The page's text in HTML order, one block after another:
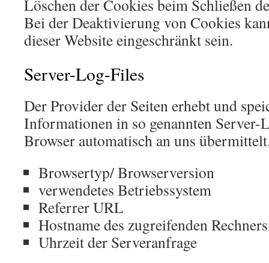
Löschen der Cookies beim Schließen
Bei der Deaktivierung von Cookies
dieser Website eingeschränkt sein.
Server-Log-Files
Der Provider der Seiten erhebt und
Informationen in so genannten
Browser automatisch an uns
Browsertyp/ Browserversion
verwendetes Betriebssystem
Referrer URL
Hostname des zugreifenden Rechners
Uhrzeit der Serveranfrage